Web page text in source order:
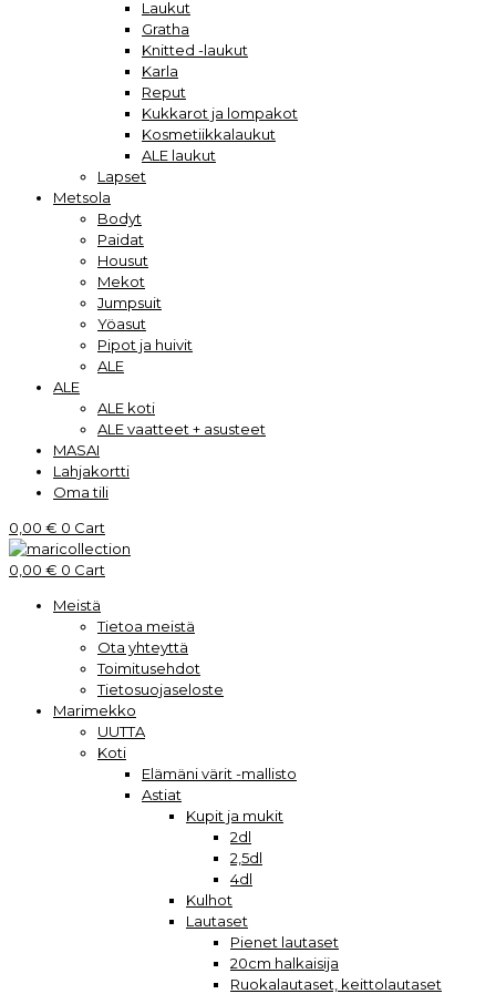
Laukut
Gratha
Knitted -laukut
Karla
Reput
Kukkarot ja lompakot
Kosmetiikkalaukut
ALE laukut
Lapset
Metsola
Bodyt
Paidat
Housut
Mekot
Jumpsuit
Yöasut
Pipot ja huivit
ALE
ALE
ALE koti
ALE vaatteet + asusteet
MASAI
Lahjakortti
Oma tili
0,00 € 0 Cart
0,00 € 0 Cart
Meistä
Tietoa meistä
Ota yhteyttä
Toimitusehdot
Tietosuojaseloste
Marimekko
UUTTA
Koti
Elämäni värit -mallisto
Astiat
Kupit ja mukit
2dl
2,5dl
4dl
Kulhot
Lautaset
Pienet lautaset
20cm halkaisija
Ruokalautaset, keittolautaset